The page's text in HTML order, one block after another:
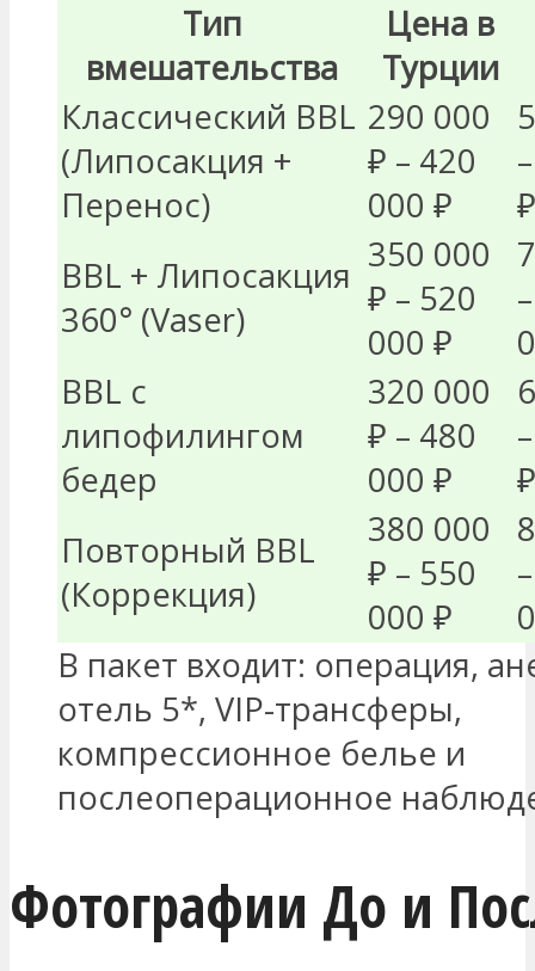
Тип
вмешательства
Цена в
Турции
Классический BBL
(Липосакция +
Перенос)
290 000
₽ – 420
000 ₽
₽
BBL + Липосакция
360° (Vaser)
350 000
₽ – 520
000 ₽
BBL с
липофилингом
бедер
320 000
₽ – 480
000 ₽
₽
Повторный BBL
(Коррекция)
380 000
₽ – 550
000 ₽
В пакет входит: операция,
отель 5*, VIP-трансферы,
компрессионное белье и
послеоперационное
Фотографии До и